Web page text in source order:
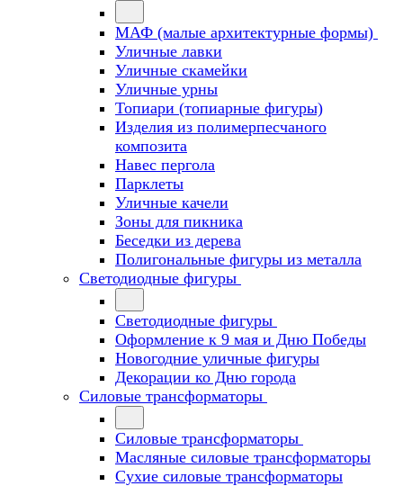
МАФ (малые архитектурные формы)
Уличные лавки
Уличные скамейки
Уличные урны
Топиари (топиарные фигуры)
Изделия из полимерпесчаного
композита
Навес пергола
Парклеты
Уличные качели
Зоны для пикника
Беседки из дерева
Полигональные фигуры из металла
Светодиодные фигуры
Светодиодные фигуры
Оформление к 9 мая и Дню Победы
Новогодние уличные фигуры
Декорации ко Дню города
Силовые трансформаторы
Силовые трансформаторы
Масляные силовые трансформаторы
Сухие силовые трансформаторы